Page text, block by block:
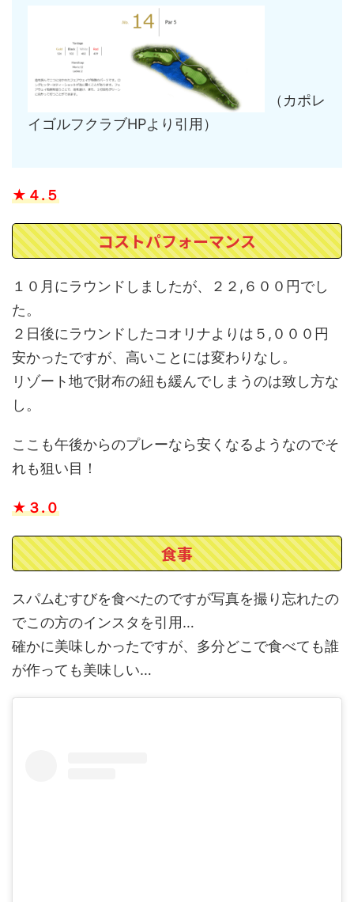
（カポレ
イゴルフクラブHPより引用）
★４.５
コストパフォーマンス
１０月にラウンドしましたが、２２,６００円でし
た。
２日後にラウンドしたコオリナよりは５,０００円
安かったですが、高いことには変わりなし。
リゾート地で財布の紐も緩んでしまうのは致し方な
し。
ここも午後からのプレーなら安くなるようなのでそ
れも狙い目！
★３.０
食事
スパムむすびを食べたのですが写真を撮り忘れたの
でこの方のインスタを引用…
確かに美味しかったですが、多分どこで食べても誰
が作っても美味しい…